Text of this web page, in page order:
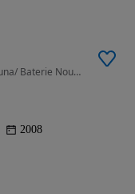
1598 cm3 • 87 CP • Primul Proprietar/ Stare buna/ Baterie Noua/KM Reali
2008